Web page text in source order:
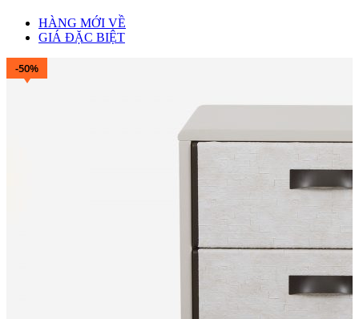
HÀNG MỚI VỀ
GIÁ ĐẶC BIỆT
-50%